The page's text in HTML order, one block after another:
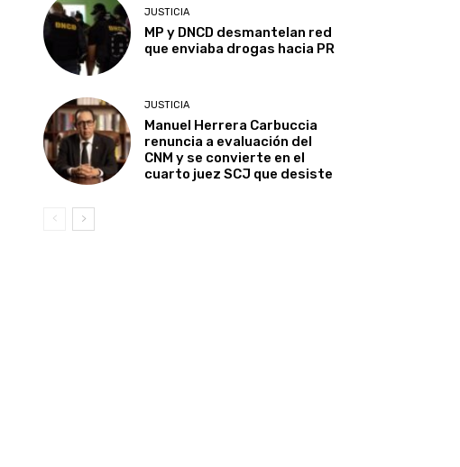
JUSTICIA
MP y DNCD desmantelan red
que enviaba drogas hacia PR
JUSTICIA
Manuel Herrera Carbuccia
renuncia a evaluación del
CNM y se convierte en el
cuarto juez SCJ que desiste